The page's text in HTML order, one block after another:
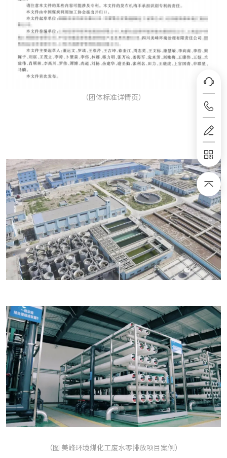
（团体标准详情页）
（图 美峰环境煤化工废水零排放项目案例）